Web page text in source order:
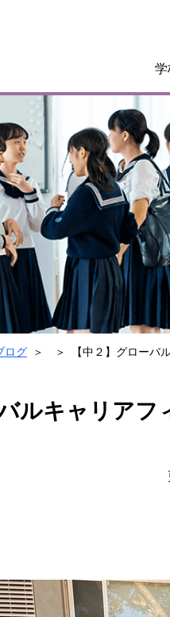
学
ログ 【中２】グローバ
バルキャリア